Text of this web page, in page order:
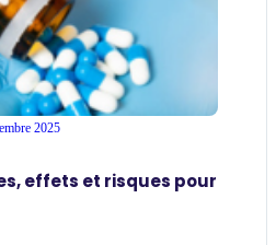
2025
effets et risques pour